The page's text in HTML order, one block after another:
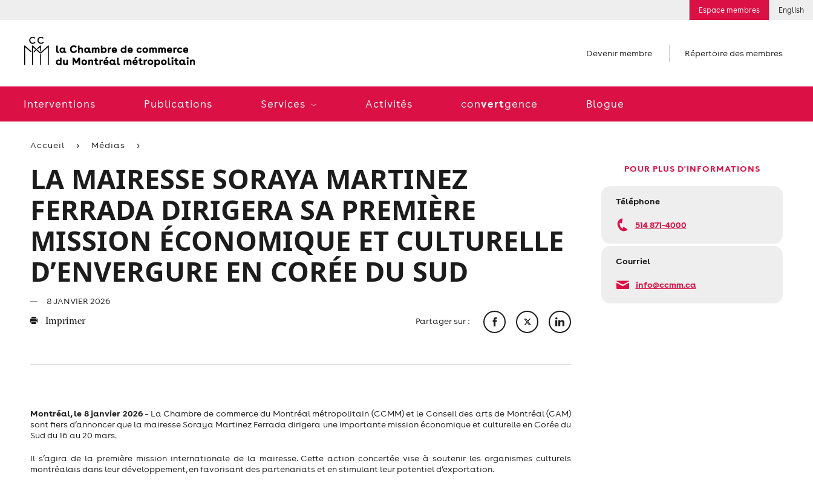
Espace membres English
Devenir membre Répertoire des membres
Interventions Publications Services Activités convertgence Blogue
Accueil Médias
POUR PLUS D'INFORMATIONS
Téléphone
514 871-4000
Courriel
info@ccmm.ca
LA MAIRESSE SORAYA MARTINEZ
FERRADA DIRIGERA SA PREMIÈRE
MISSION ÉCONOMIQUE ET CULTURELLE
D’ENVERGURE EN CORÉE DU SUD
8 JANVIER 2026
Imprimer Partager sur :
Montréal, le 8 janvier 2026 – La Chambre de commerce du Montréal métropolitain (CCMM) et le Conseil des arts de Montréal (CAM)
sont fiers d’annoncer que la mairesse Soraya Martinez Ferrada dirigera une importante mission économique et culturelle en Corée du
Sud du 16 au 20 mars.
Il s’agira de la première mission internationale de la mairesse. Cette action concertée vise à soutenir les organismes culturels
montréalais dans leur développement, en favorisant des partenariats et en stimulant leur potentiel d’exportation.